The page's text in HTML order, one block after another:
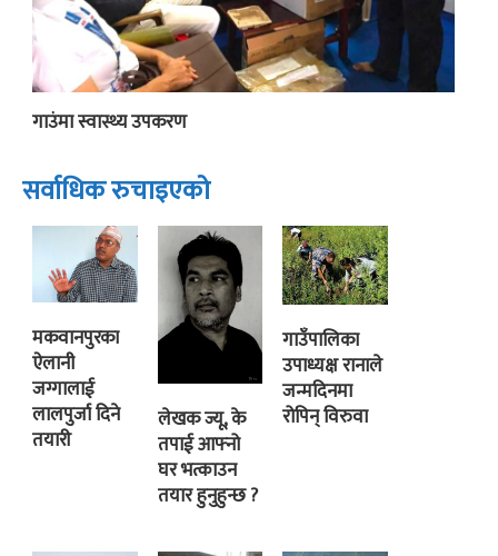
गाउंमा स्वास्थ्य उपकरण
सर्वाधिक रुचाइएको
मकवानपुरका
ऐलानी
जग्गालाई
लालपुर्जा दिने
तयारी
लेखक ज्यू, के
तपाई आफ्नो
घर भत्काउन
तयार हुनुहुन्छ ?
गाउँपालिका
उपाध्यक्ष रानाले
जन्मदिनमा
रोपिन् विरुवा